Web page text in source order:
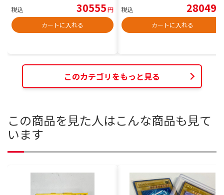
税込 30555円
カートに入れる
税込 28049
カートに入れる
このカテゴリをもっと見る
この商品を見た人はこんな商品も見て
います